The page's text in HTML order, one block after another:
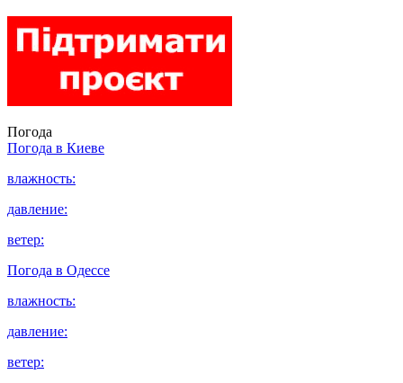
Погода
Погода в Киеве
влажность:
давление:
ветер:
Погода в Одессе
влажность:
давление:
ветер: